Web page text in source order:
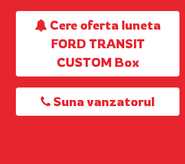
Cere oferta luneta
FORD TRANSIT
CUSTOM Box
Suna vanzatorul